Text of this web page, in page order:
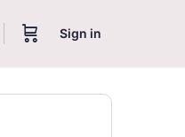
Sign in